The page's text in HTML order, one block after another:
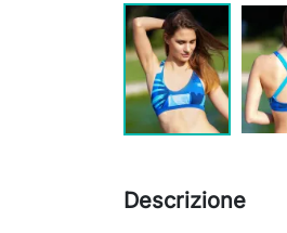
Descrizione